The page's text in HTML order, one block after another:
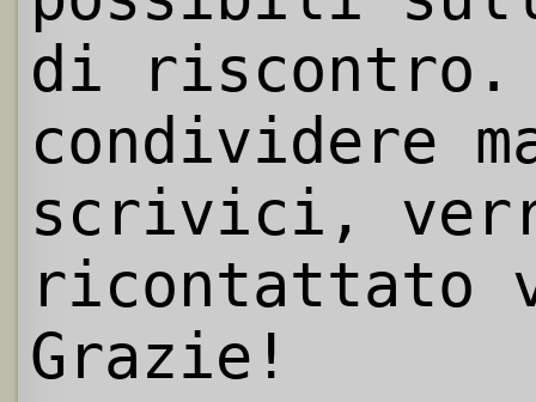
di riscontro.
condividere
scrivici,
ricontattato
Grazie!